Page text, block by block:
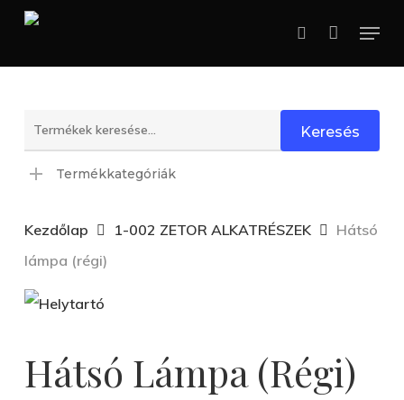
Skip
main
search
Menu
Keresés
a
következőre:
Keresés
Termékkategóriák
Kezdőlap 1-002 ZETOR ALKATRÉSZEK
Hátsó
lámpa (régi)
Hátsó Lámpa (régi)